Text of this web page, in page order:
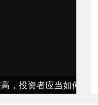
，投资者应当如何应对
年将更加严峻